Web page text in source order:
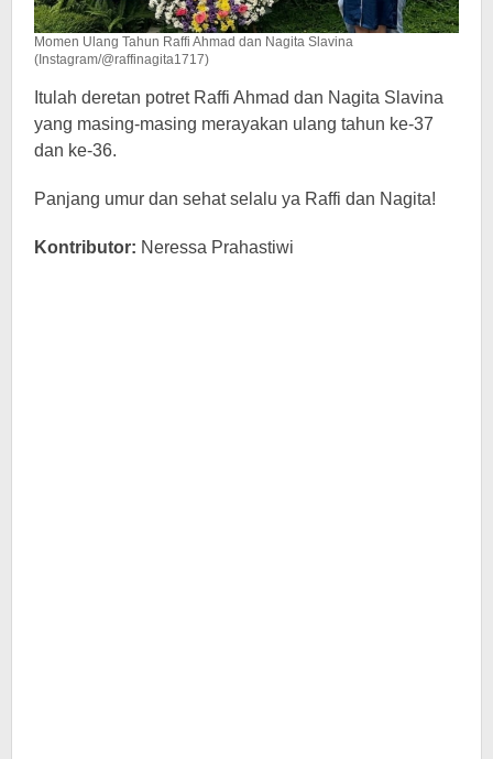
Momen Ulang Tahun Raffi Ahmad dan Nagita Slavina
(Instagram/@raffinagita1717)
Itulah deretan potret Raffi Ahmad dan Nagita Slavina
yang masing-masing merayakan ulang tahun ke-37
dan ke-36.
Panjang umur dan sehat selalu ya Raffi dan Nagita!
Kontributor: Neressa Prahastiwi